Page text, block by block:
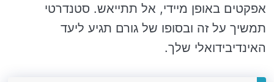
אפקטים באופן מיידי, אל תתייאש. סטנדרטי
תמשיך על זה ובסופו של גורם תגיע ליעד
האינדיבידואלי שלך.